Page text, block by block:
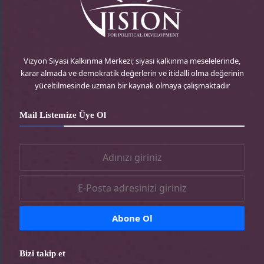
kalmasına yol açmıştır.
Yerinde sayma, asgari düzeyde dahi olsa
Filistin içindeki çıkmazdan kurtulma ve
bölünmeyi sona erdirme konusundaki
başarısızlık. Cezayir’de ulusal diyalog için
defalarca yapılan toplantılara rağmen,
herkes sürecin ciddi olmadığının ve bir
toplantılar herhangi bir karşılıklı anlaşma
davasına karşı hala olumlu tutumlar
benimseyen bir Arap ülkesinin siyasi
nezaketi bağlamında gerçekleşmekteydi.
İşgal rejimiyle çatışmaları yönetmede kimi
Vizyon Siyasi Kalkınma Merkezi; siyasi kalkınma meselelerinde,
karar almada ve demokratik değerlerin ve itidalli olma değerinin
yüceltilmesinde uzman bir kaynak olmaya çalışmaktadır
Mail Listemize Üye Ol
Bizi takip et